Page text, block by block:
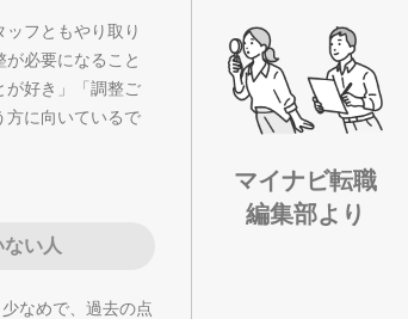
フともやり取り
必要になること
が好き」「調整ご
方に向いているで
い人
なめで、過去の点
マイナビ転職
編集部より